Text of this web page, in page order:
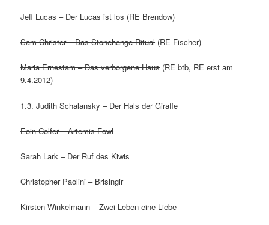
Jeff Lucas – Der Lucas ist los (RE Brendow)
Sam Christer – Das Stonehenge Ritual (RE Fischer)
Maria Ernestam – Das verborgene Haus (RE btb, RE erst am
9.4.2012)
1.3.Judith Schalansky – Der Hals der Giraffe
Eoin Colfer – Artemis Fowl
Sarah Lark – Der Ruf des Kiwis
Christopher Paolini – Brisingir
Kirsten Winkelmann – Zwei Leben eine Liebe